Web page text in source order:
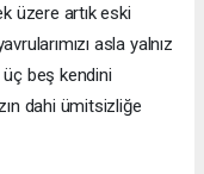
üzere artık eski
asla yalnız
üç beş kendini
dahi ümitsizliğe